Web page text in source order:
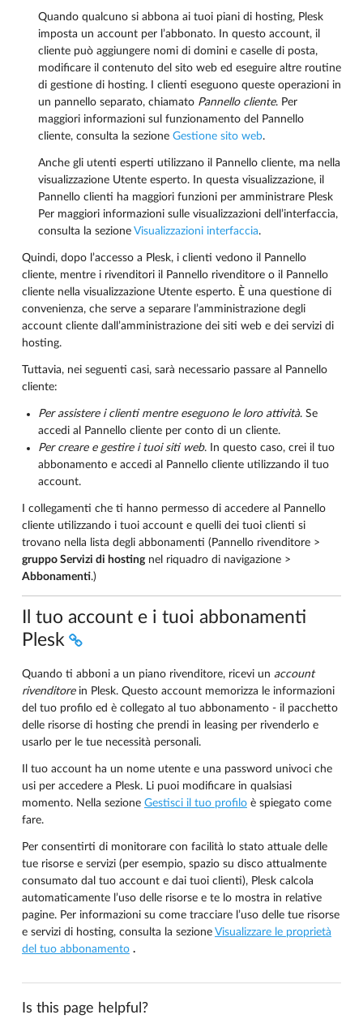
Quando qualcuno si abbona ai tuoi piani di hosting, Plesk
imposta un account per l’abbonato. In questo account, il
cliente può aggiungere nomi di domini e caselle di posta,
modificare il contenuto del sito web ed eseguire altre routine
di gestione di hosting. I clienti eseguono queste operazioni in
un pannello separato, chiamato Pannello cliente. Per
maggiori informazioni sul funzionamento del Pannello
cliente, consulta la sezione Gestione sito web.
Anche gli utenti esperti utilizzano il Pannello cliente, ma nella
visualizzazione Utente esperto. In questa visualizzazione, il
Pannello clienti ha maggiori funzioni per amministrare Plesk
Per maggiori informazioni sulle visualizzazioni dell’interfaccia,
consulta la sezione Visualizzazioni interfaccia.
Quindi, dopo l’accesso a Plesk, i clienti vedono il Pannello
cliente, mentre i rivenditori il Pannello rivenditore o il Pannello
cliente nella visualizzazione Utente esperto. È una questione di
convenienza, che serve a separare l’amministrazione degli
account cliente dall’amministrazione dei siti web e dei servizi di
hosting.
Tuttavia, nei seguenti casi, sarà necessario passare al Pannello
cliente:
Per assistere i clienti mentre eseguono le loro attività. Se
accedi al Pannello cliente per conto di un cliente.
Per creare e gestire i tuoi siti web. In questo caso, crei il tuo
abbonamento e accedi al Pannello cliente utilizzando il tuo
account.
I collegamenti che ti hanno permesso di accedere al Pannello
cliente utilizzando i tuoi account e quelli dei tuoi clienti si
trovano nella lista degli abbonamenti (Pannello rivenditore >
gruppo Servizi di hostingnel riquadro di navigazione >
Abbonamenti.)
Il tuo account e i tuoi abbonamenti
Plesk
Quando ti abboni a un piano rivenditore, ricevi un account
rivenditorein Plesk. Questo account memorizza le informazioni
del tuo profilo ed è collegato al tuo abbonamento - il pacchetto
delle risorse di hosting che prendi in leasing per rivenderlo e
usarlo per le tue necessità personali.
Il tuo account ha un nome utente e una password univoci che
usi per accedere a Plesk. Li puoi modificare in qualsiasi
momento. Nella sezione Gestisci il tuo profilo è spiegato come
fare.
Per consentirti di monitorare con facilità lo stato attuale delle
tue risorse e servizi (per esempio, spazio su disco attualmente
consumato dal tuo account e dai tuoi clienti), Plesk calcola
automaticamente l’uso delle risorse e te lo mostra in relative
pagine. Per informazioni su come tracciare l’uso delle tue risorse
e servizi di hosting, consulta la sezione Visualizzare le proprietà
del tuo abbonamento .
Is this page helpful?